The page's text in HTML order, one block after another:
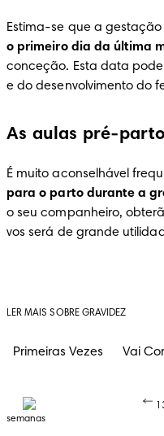
Estima-se que a
o primeiro dia da última
conceção. Esta data
e do desenvolvimento do
As aulas pré-
É muito aconselhável
para o parto durante a
o seu companheiro,
vos será de grande
LER MAIS SOBRE GRAVIDEZ
Primeiras Vezes Vai
semanas